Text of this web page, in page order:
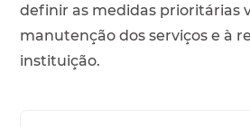
definir as medidas prioritárias
manutenção dos serviços e à
instituição.